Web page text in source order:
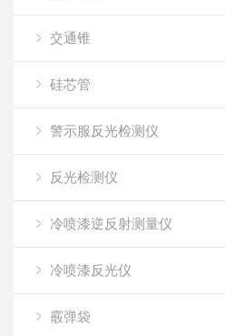
交通锥
硅芯管
警示服反光检测仪
反光检测仪
冷喷漆逆反射测量仪
冷喷漆反光仪
霰弹袋